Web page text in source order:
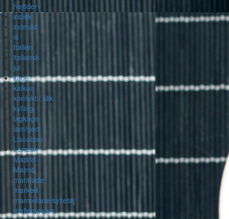
højtider
indisk
indmad
is
Italien
italiensk
jul
kage
kalkun
konfekt / slik
kylling
lagkage
lam/ged
Lissabon
London
Madrid
Malmö
marinade
marked
marmelade/syltetøj
mellemøsten